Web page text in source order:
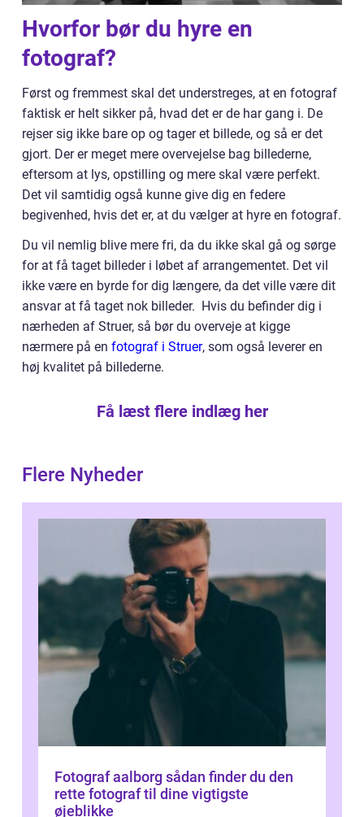
Hvorfor bør du hyre en
fotograf?
Først og fremmest skal det understreges, at en fotograf
faktisk er helt sikker på, hvad det er de har gang i. De
rejser sig ikke bare op og tager et billede, og så er det
gjort. Der er meget mere overvejelse bag billederne,
eftersom at lys, opstilling og mere skal være perfekt.
Det vil samtidig også kunne give dig en federe
begivenhed, hvis det er, at du vælger at hyre en fotograf.
Du vil nemlig blive mere fri, da du ikke skal gå og sørge
for at få taget billeder i løbet af arrangementet. Det vil
ikke være en byrde for dig længere, da det ville være dit
ansvar at få taget nok billeder. Hvis du befinder dig i
nærheden af Struer, så bør du overveje at kigge
nærmere på en fotograf i Struer, som også leverer en
høj kvalitet på billederne.
Få læst flere indlæg her
Flere Nyheder
Fotograf aalborg sådan finder du den
rette fotograf til dine vigtigste
øjeblikke